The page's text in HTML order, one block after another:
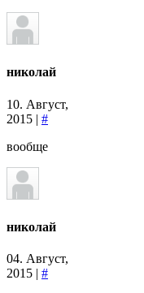
николай
10. Август,
2015 | #
вообще
николай
04. Август,
2015 | #